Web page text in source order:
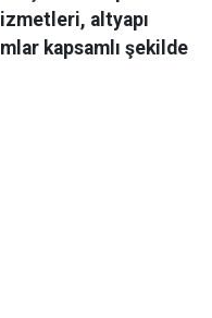
altyapı
kapsamlı şekilde